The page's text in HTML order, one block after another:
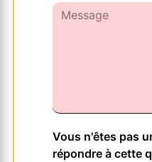
Vous n'êtes pas
répondre à cette